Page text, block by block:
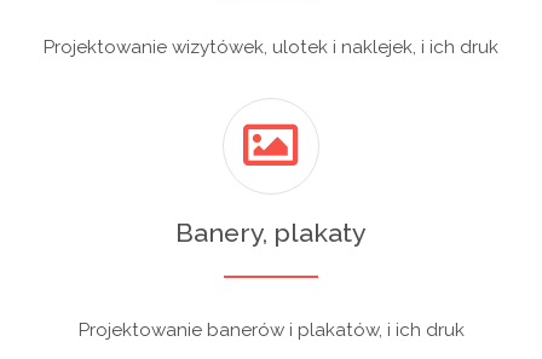
Projektowanie wizytówek, ulotek i naklejek, i ich druk
Banery, plakaty
Projektowanie banerów i plakatów, i ich druk